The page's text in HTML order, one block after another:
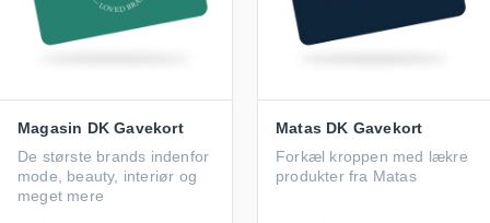
Magasin DK Gavekort
De største brands indenfor
mode, beauty, interiør og
meget mere
Matas DK Gavekort
Forkæl kroppen med lækre
produkter fra Matas